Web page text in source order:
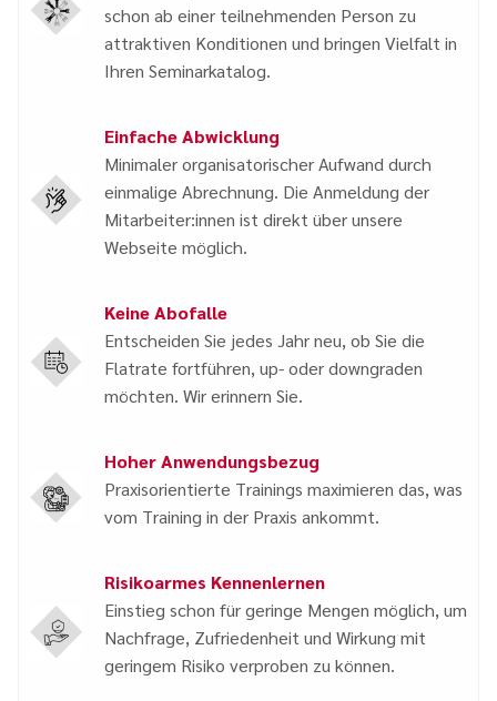
schon ab einer teilnehmenden Person zu
attraktiven Konditionen und bringen Vielfalt in
Ihren Seminarkatalog.
Einfache Abwicklung
Minimaler organisatorischer Aufwand durch
einmalige Abrechnung. Die Anmeldung der
Mitarbeiter:innen ist direkt über unsere
Webseite möglich.
Keine Abofalle
Entscheiden Sie jedes Jahr neu, ob Sie die
Flatrate fortführen, up- oder downgraden
möchten. Wir erinnern Sie.
Hoher Anwendungsbezug
Praxisorientierte Trainings maximieren das, was
vom Training in der Praxis ankommt.
Risikoarmes Kennenlernen
Einstieg schon für geringe Mengen möglich, um
Nachfrage, Zufriedenheit und Wirkung mit
geringem Risiko verproben zu können.